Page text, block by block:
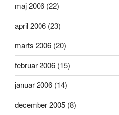
maj 2006 (22)
april 2006 (23)
marts 2006 (20)
februar 2006 (15)
januar 2006 (14)
december 2005 (8)